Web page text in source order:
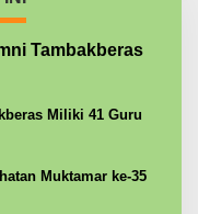
Tambakberas
Miliki 41 Guru
Muktamar ke-35